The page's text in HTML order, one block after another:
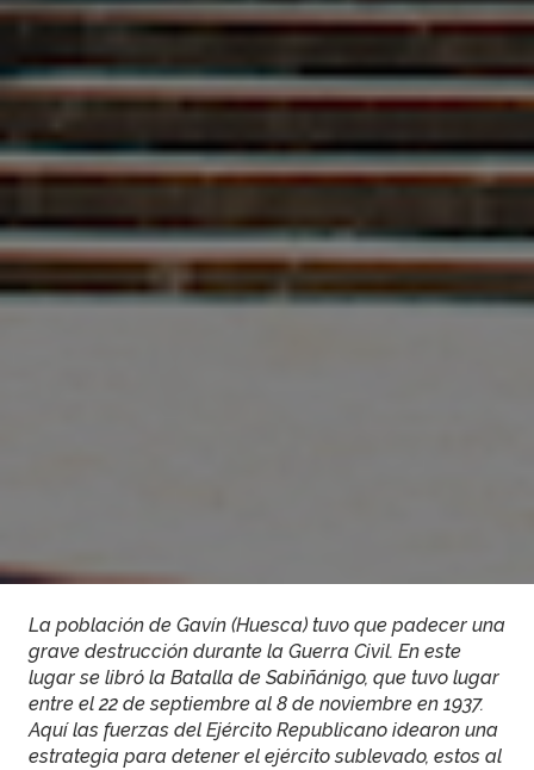
La población de Gavín (Huesca) tuvo que padecer una
grave destrucción durante la Guerra Civil. En este
lugar se libró la Batalla de Sabiñánigo, que tuvo lugar
entre el 22 de septiembre al 8 de noviembre en 1937.
Aquí las fuerzas del Ejército Republicano idearon una
estrategia para detener el ejército sublevado, estos al